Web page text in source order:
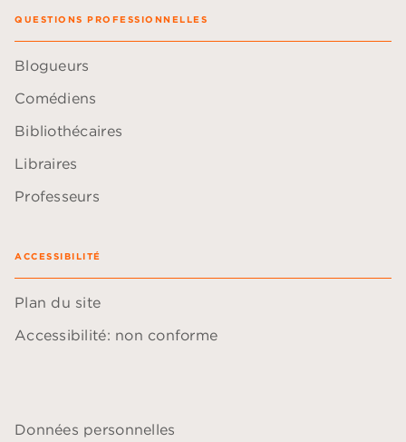
QUESTIONS PROFESSIONNELLES
Blogueurs
Comédiens
Bibliothécaires
Libraires
Professeurs
ACCESSIBILITÉ
Plan du site
Accessibilité: non conforme
Données personnelles